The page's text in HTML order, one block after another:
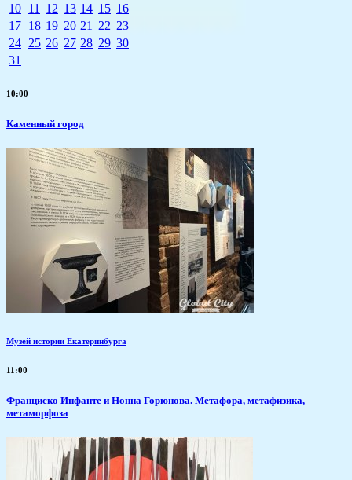
10 11 12 13 14 15 16
17 18 19 20 21 22 23
24 25 26 27 28 29 30
31
10:00
Каменный город
Музей истории Екатеринбурга
11:00
Франциско Инфанте и Нонна Горюнова. Метафора, метафизика,
метаморфоза